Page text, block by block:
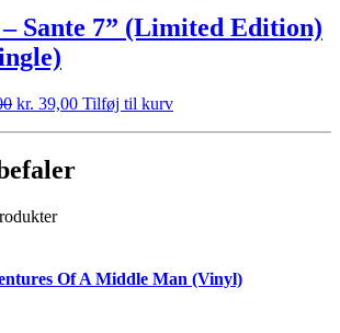
Sante 7” (Limited Edition)
kr. 39,00 Tilføj til kurv
Of A Middle Man (Vinyl)